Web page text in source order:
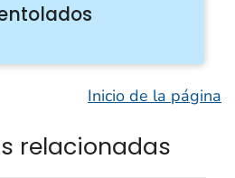
Inicio de la página
relacionadas